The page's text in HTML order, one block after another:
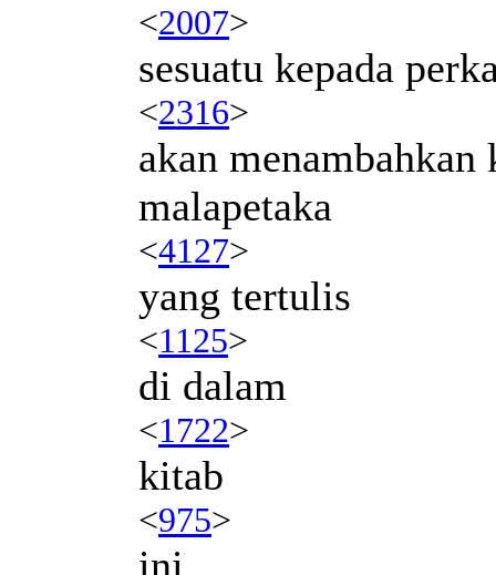
<2007>
sesuatu kepada
<2316>
akan menambahkan
malapetaka
<4127>
yang tertulis
<1125>
di dalam
<1722>
kitab
<975>
ini